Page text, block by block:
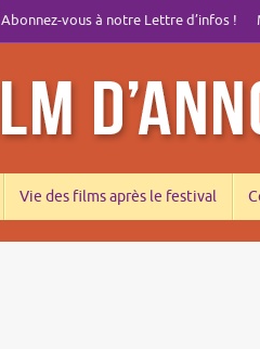
Abonnez-vous à notre Lettre d’infos !
Vie des films après le festival